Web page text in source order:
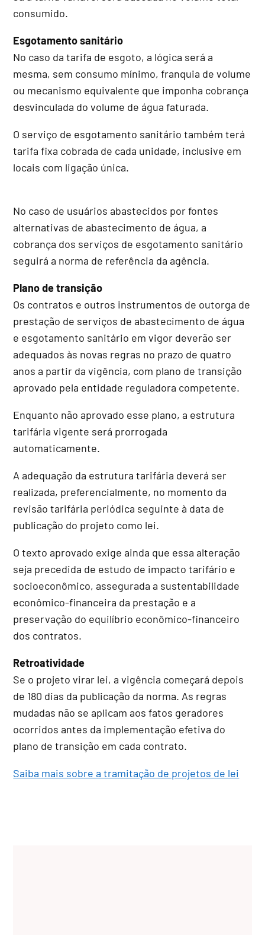
consumido.
Esgotamento sanitário
No caso da tarifa de esgoto, a lógica será a
mesma, sem consumo mínimo, franquia de volume
ou mecanismo equivalente que imponha cobrança
desvinculada do volume de água faturada.
O serviço de esgotamento sanitário também terá
tarifa fixa cobrada de cada unidade, inclusive em
locais com ligação única.
No caso de usuários abastecidos por fontes
alternativas de abastecimento de água, a
cobrança dos serviços de esgotamento sanitário
seguirá a norma de referência da agência.
Plano de transição
Os contratos e outros instrumentos de outorga de
prestação de serviços de abastecimento de água
e esgotamento sanitário em vigor deverão ser
adequados às novas regras no prazo de quatro
anos a partir da vigência, com plano de transição
aprovado pela entidade reguladora competente.
Enquanto não aprovado esse plano, a estrutura
tarifária vigente será prorrogada
automaticamente.
A adequação da estrutura tarifária deverá ser
realizada, preferencialmente, no momento da
revisão tarifária periódica seguinte à data de
publicação do projeto como lei.
O texto aprovado exige ainda que essa alteração
seja precedida de estudo de impacto tarifário e
socioeconômico, assegurada a sustentabilidade
econômico-financeira da prestação e a
preservação do equilíbrio econômico-financeiro
dos contratos.
Retroatividade
Se o projeto virar lei, a vigência começará depois
de 180 dias da publicação da norma. As regras
mudadas não se aplicam aos fatos geradores
ocorridos antes da implementação efetiva do
plano de transição em cada contrato.
Saiba mais sobre a tramitação de projetos de lei